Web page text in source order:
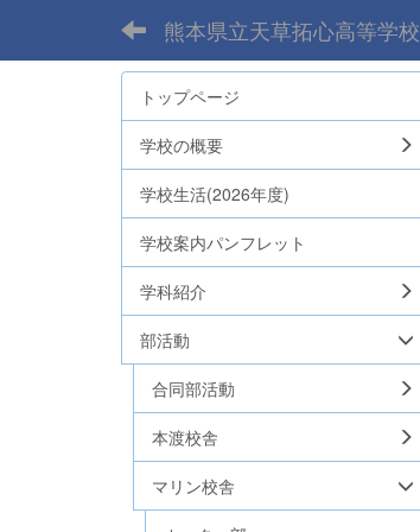
熊本県立天草拓心高等学校
トップページ
学校の概要
学校生活(2026年度)
学校案内パンフレット
学科紹介
部活動
合同部活動
本渡校舎
マリン校舎